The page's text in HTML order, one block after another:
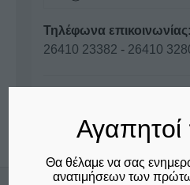
Τηλέφωνα επικοινωνίας:
26410 23382 - 26410
Αγαπητοί
Θα θέλαμε να σας
ανατιμήσεων των